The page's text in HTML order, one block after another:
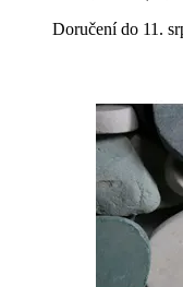
Doručení do 11.